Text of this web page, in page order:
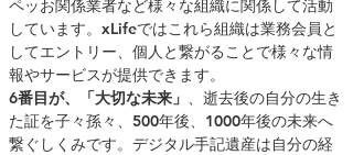
ペッお関係業者など様々な組織に関係して活動
しています。xLifeではこれら組織は業務会員と
してエントリー、個人と繋がることで様々な情
報やサービスが提供できます。
6番目が、「大切な未来」 、逝去後の自分の生き
た証を子々孫々、500年後、1000年後の未来へ
繋ぐしくみです。デジタル手記遺産は自分の経